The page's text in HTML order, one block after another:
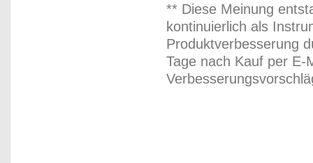
** Diese Meinung
kontinuierlich als
Produktverbesserung
Tage nach Kauf per E-